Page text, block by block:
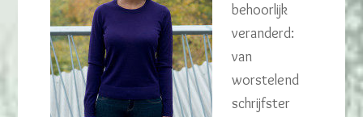
behoorlijk
veranderd:
van
worstelend
schrijfster